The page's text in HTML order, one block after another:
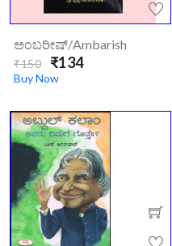
ಅಂತರಂಗದ
ಬ್ಲೂಟಿಕ್ |
Antarangada
Blutik
ಅಂಬರೀಷ್/ambarish
₹150 ₹134
Buy Now